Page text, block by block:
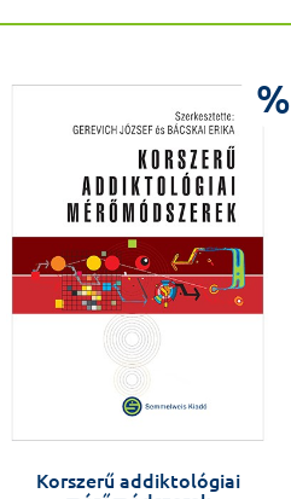
%
Korszerű addiktológiai